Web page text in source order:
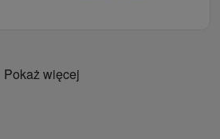
Pokaż więcej